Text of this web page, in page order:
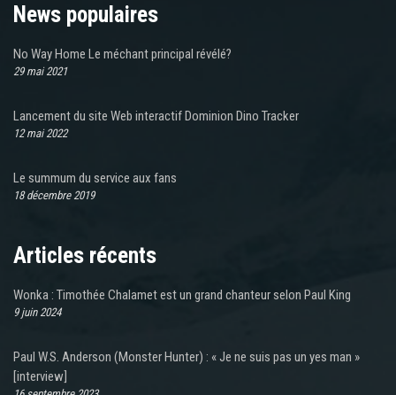
News populaires
No Way Home Le méchant principal révélé?
29 mai 2021
Lancement du site Web interactif Dominion Dino Tracker
12 mai 2022
Le summum du service aux fans
18 décembre 2019
Articles récents
Wonka : Timothée Chalamet est un grand chanteur selon Paul King
9 juin 2024
Paul W.S. Anderson (Monster Hunter) : « Je ne suis pas un yes man »
[interview]